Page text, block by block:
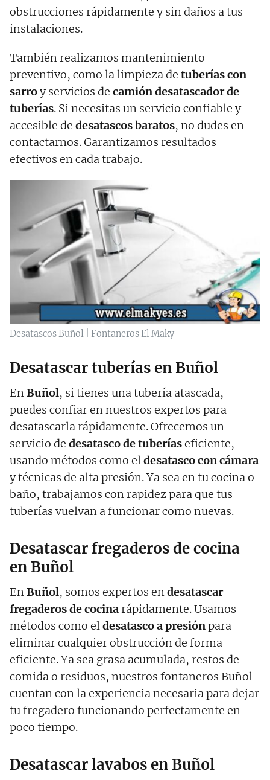
obstrucciones rápidamente y sin daños a tus
instalaciones.
También realizamos mantenimiento
preventivo, como la limpieza de tuberías con
sarroy servicios de camión desatascador de
tuberías. Si necesitas un servicio confiable y
accesible de desatascos baratos, no dudes en
contactarnos. Garantizamos resultados
efectivos en cada trabajo.
Desatascos Buñol | Fontaneros El Maky
Desatascar tuberías en Buñol
EnBuñol, si tienes una tubería atascada,
puedes confiar en nuestros expertos para
desatascarla rápidamente. Ofrecemos un
servicio de desatasco de tuberíaseficiente,
usando métodos como eldesatasco con cámara
y técnicas de alta presión. Ya sea en tu cocina o
baño, trabajamos con rapidez para que tus
tuberías vuelvan a funcionar como nuevas.
Desatascar fregaderos de cocina
en Buñol
EnBuñol, somos expertos endesatascar
fregaderos de cocinarápidamente. Usamos
métodos como eldesatasco a presiónpara
eliminar cualquier obstrucción de forma
eficiente. Ya sea grasa acumulada, restos de
comida o residuos, nuestros fontaneros Buñol
cuentan con la experiencia necesaria para dejar
tu fregadero funcionando perfectamente en
poco tiempo.
Desatascar lavabos en Buñol